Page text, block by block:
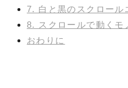
7. 白と黒のスクロール
8. スクロールで動くモ
おわりに